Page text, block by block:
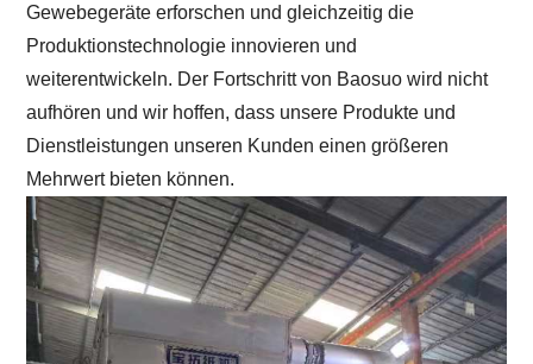
Gewebegeräte erforschen und gleichzeitig die
Produktionstechnologie innovieren und
weiterentwickeln. Der Fortschritt von Baosuo wird nicht
aufhören und wir hoffen, dass unsere Produkte und
Dienstleistungen unseren Kunden einen größeren
Mehrwert bieten können.